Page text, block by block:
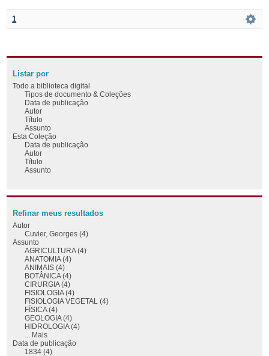
1
Listar por
Todo a biblioteca digital
Tipos de documento & Coleções
Data de publicação
Autor
Título
Assunto
Esta Coleção
Data de publicação
Autor
Título
Assunto
Refinar meus resultados
Autor
Cuvier, Georges (4)
Assunto
AGRICULTURA (4)
ANATOMIA (4)
ANIMAIS (4)
BOTÂNICA (4)
CIRURGIA (4)
FISIOLOGIA (4)
FISIOLOGIA VEGETAL (4)
FÍSICA (4)
GEOLOGIA (4)
HIDROLOGIA (4)
... Mais
Data de publicação
1834 (4)